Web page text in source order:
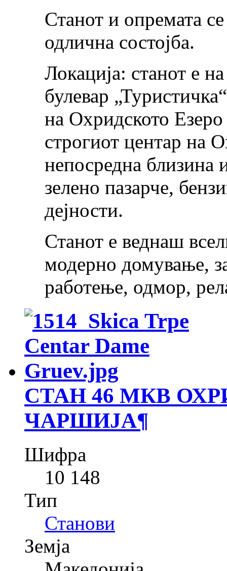
Станот и опремата
одлична состојба.
Локација: станот е
булевар
на Охридското
строгиот центар на
непосредна близина
зелено пазарче,
дејности.
Станот е веднаш
модерно домување,
работење, одмор,
СТАН 46 МКВ
ЧАРШИЈА¶
Шифра
10 148
Тип
Станови
Земја